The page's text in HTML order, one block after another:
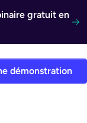
gratuit en
démonstration